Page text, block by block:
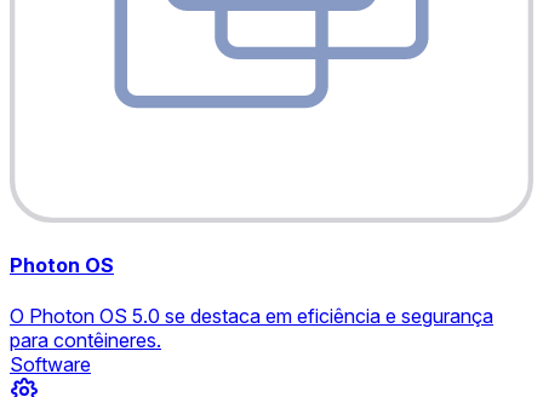
Photon OS
O Photon OS 5.0 se destaca em eficiência e segurança
para contêineres.
Software